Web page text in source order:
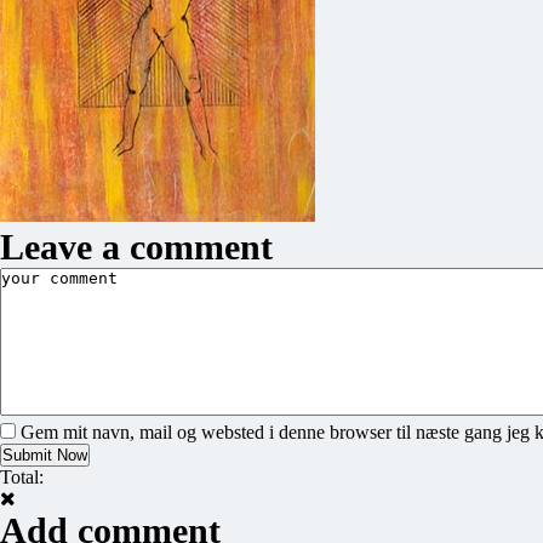
Leave a comment
Gem mit navn, mail og websted i denne browser til næste gang jeg
Total:
Add comment